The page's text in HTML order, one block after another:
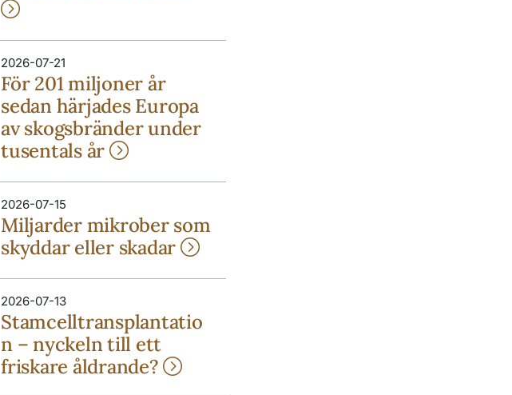
2026-07-21
För 201 miljoner år
sedan härjades Europa
av skogsbränder under
tusentals år
2026-07-15
Miljarder mikrober som
skyddar eller skadar
2026-07-13
Stamcelltransplantatio
n – nyckeln till ett
friskare åldrande?